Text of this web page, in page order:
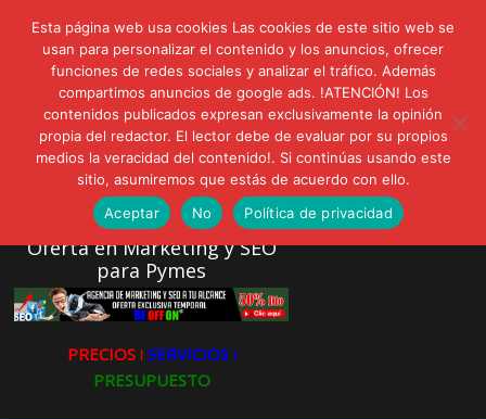
lunes, agosto 3, 2026
Novedades:
LIVAM estrena Agua de Sal
Ultravioleta Radio, Cómo una radio sin fines comerciales
conquistó a miles de oyentes
IA: Su importancia en las redes sociales
Gravatar: Tu Huella Digital en las Redes Sociales
AVISPEX PLUS FORTE Bioeffitech y Protección natural sin
dañar el entorno
Oferta en Marketing y SEO
para Pymes
PRECIOS ǀ SERVICIOS ǀ
PRESUPUESTO
Esta página web usa cookies Las cookies de este sitio web se
usan para personalizar el contenido y los anuncios, ofrecer
funciones de redes sociales y analizar el tráfico. Además
compartimos anuncios de google ads. !ATENCIÓN! Los
contenidos publicados expresan exclusivamente la opinión
propia del redactor. El lector debe de evaluar por su propios
medios la veracidad del contenido!. Si continúas usando este
sitio, asumiremos que estás de acuerdo con ello.
Aceptar
No Política de privacidad